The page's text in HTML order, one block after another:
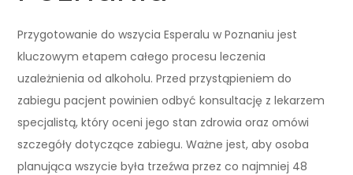
Przygotowanie do wszycia Esperalu w Poznaniu jest
kluczowym etapem całego procesu leczenia
uzależnienia od alkoholu. Przed przystąpieniem do
zabiegu pacjent powinien odbyć konsultację z lekarzem
specjalistą, który oceni jego stan zdrowia oraz omówi
szczegóły dotyczące zabiegu. Ważne jest, aby osoba
planująca wszycie była trzeźwa przez co najmniej 48